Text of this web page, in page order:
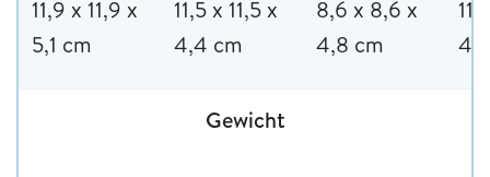
11,9 x 11,9 x
5,1 cm
11,5 x 11,5 x
4,4 cm
8,6 x 8,6 x
4,8 cm
Gewicht